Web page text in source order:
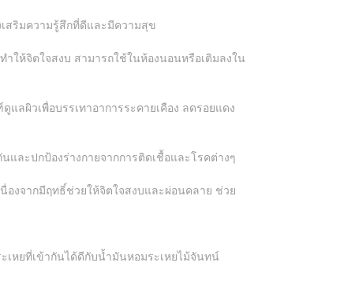
สริมความรู้สึกที่ดีและมีความสุข
ห้จิตใจสงบ สามารถใช้ในห้องนอนหรือเติมลงใน
ผิวเพื่อบรรเทาอาการระคายเคือง ลดรอยแดง
ละปกป้องร่างกายจากการติดเชื้อและโรคต่างๆ
งจากมีฤทธิ์ช่วยให้จิตใจสงบและผ่อนคลาย ช่วย
หยที่เข้ากันได้ดีกับน้ำมันหอมระเหยไม้จันทน์